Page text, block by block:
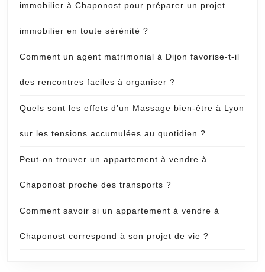
immobilier à Chaponost pour préparer un projet
immobilier en toute sérénité ?
Comment un agent matrimonial à Dijon favorise-t-il
des rencontres faciles à organiser ?
Quels sont les effets d’un Massage bien-être à Lyon
sur les tensions accumulées au quotidien ?
Peut-on trouver un appartement à vendre à
Chaponost proche des transports ?
Comment savoir si un appartement à vendre à
Chaponost correspond à son projet de vie ?